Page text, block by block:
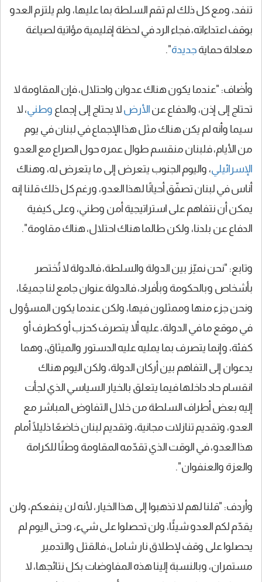
تنفد، ومع كل ذلك لم تقم السلطة بما عليها، ولم يلتزم العدو
بوقف اعتداءاته، فجاء الرد في لحظة إقليمية مؤاتية لصياغة
معادلة حماية جديدة".
وأضاف: "عندما يكون هناك عدوان واحتلال، فإن المقاومة لا
تحتاج إلى إذن، والدفاع عن الأرض لا يحتاج إلى إجماع وطني، لا
سيما وأنه لم يكن هناك مثل هذا الإجماع في لبنان في يوم
من الأيام، فلبنان منقسم طوال عمره حول الصراع مع العدو
الإسرائيلي، واليوم الجنوب يتعرض إلى ما يتعرض له، وهناك
أناس في لبنان تصفّق أحيانًا لهذا العدو، ورغم كل ذلك قلنا إنه
يمكن أن نتفاهم على استراتيجية أمن وطني، وعلى كيفية
الدفاع عن بلدنا، ولكن طالما هناك احتلال، هناك مقاومة".
وتابع: "نحن نميّز بين الدولة والسلطة، فالدولة لا تُختصر
بأشخاص وبالحكومة وبأفراد، فالدولة عنوان جامع لنا جميعًا،
ونحن جزء منها وممثلون فيها، ولكن عندما يكون المسؤول
في موقع ما في الدولة، عليه ألا يتصرف كحزب أو كطرف أو
كفئة، وإنما يتصرف بما يمليه عليه الدستور والميثاق، وهما
يدعوان إلى التفاهم بين أركان الدولة، ولكن اليوم هناك
انقسام حاد داخلها فيما يتعلق بالخيار السياسي الذي لجأت
إليه بعض أطراف السلطة من خلال التفاوض المباشر مع
العدو، وتقديم تنازلات مجانية، وتقديم لبنان خاضعًا ذليلًا أمام
هذا العدو، في الوقت الذي تقدّمه المقاومة وطنًا للكرامة
والعزة والعنفوان".
وأردف: "قلنا لهم لا تذهبوا إلى هذا الخيار، لأنه لن ينفعكم، ولن
يقدّم لكم العدو شيئًا، ولن تحصلوا على شيء، وحتى اليوم لم
يحصلوا على وقف لإطلاق نار شامل، فالقتل والتدمير
مستمران، وبالنسبة إلينا هذه المفاوضات بكل نتائجها، لا